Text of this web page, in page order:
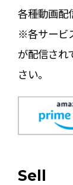
各種動画配
※各サービ
が配信され
さい。
Sell